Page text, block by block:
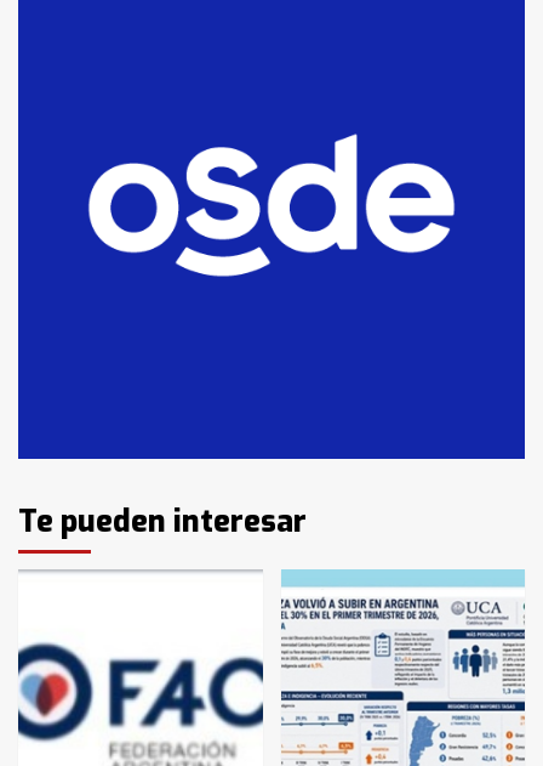
fueron detenidos por
comercialización de drogas en la
tarde del sábado
T.Lauquen: se vendió el edificio de
lo que fue la planta Industrial del
3
Identidad de los adolescentes
pampeanos que fueron
en la mañana del lunes
4
Accidente en Ruta 5: falleció un
joven de Trenque Lauquen
Te pueden interesar